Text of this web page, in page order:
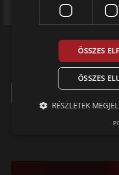
ÖSSZES
ÖSSZES
RÉSZLETEK